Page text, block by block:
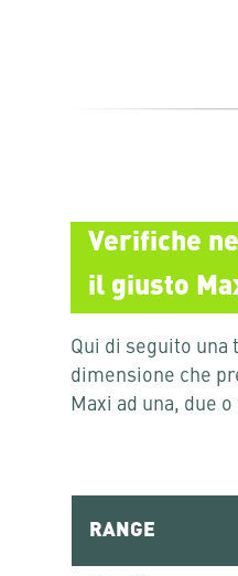
Verifiche
il giusto
Qui di seguito una
dimensione che
Maxi ad una, due
RANGE